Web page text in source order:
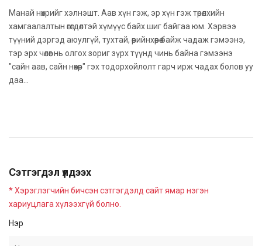
Манай нөхрийг хэлнэшт. Аав хүн гэж, эр хүн гэж төрөлхийн
хамгаалалтын өгөгдөлтэй хүмүүс байх шиг байгаа юм. Хэрвээ
түүний дэргэд аюулгүй, тухтай, өөрийнхөөрөө байж чадаж гэмээнэ,
тэр эрх чөлөөг нь олгох зориг зүрх түүнд чинь байна гэмээнэ
"сайн аав, сайн нөхөр" гэх тодорхойлолт гарч ирж чадах болов уу
даа...
Сэтгэгдэл үлдээх
* Хэрэглэгчийн бичсэн сэтгэгдэлд сайт ямар нэгэн
хариуцлага хүлээхгүй болно.
Нэр